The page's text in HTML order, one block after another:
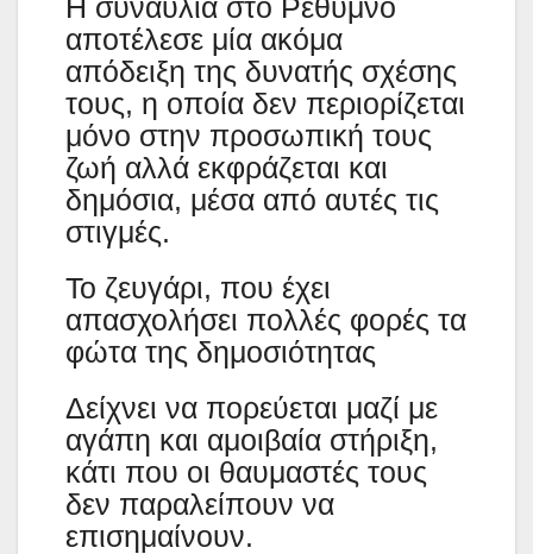
Η συναυλία στο Ρέθυμνο
αποτέλεσε μία ακόμα
απόδειξη της δυνατής σχέσης
τους, η οποία δεν περιορίζεται
μόνο στην προσωπική τους
ζωή αλλά εκφράζεται και
δημόσια, μέσα από αυτές τις
στιγμές.
Το ζευγάρι, που έχει
απασχολήσει πολλές φορές τα
φώτα της δημοσιότητας
Δείχνει να πορεύεται μαζί με
αγάπη και αμοιβαία στήριξη,
κάτι που οι θαυμαστές τους
δεν παραλείπουν να
επισημαίνουν.